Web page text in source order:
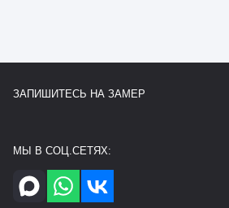
ЗАПИШИТЕСЬ НА ЗАМЕР
МЫ В СОЦ.СЕТЯХ: